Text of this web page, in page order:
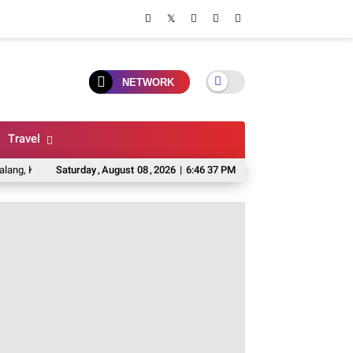
NETWORK
Travel
Saturday,August 08,2026 | 6:46 38 PM
Gurih Dan Rasa Otentik 6 Toko Karpet Di Malang Yang Murah, Lengkap,